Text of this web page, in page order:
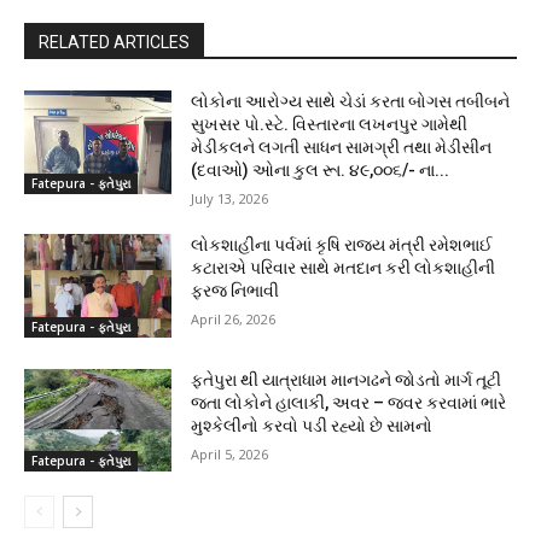
RELATED ARTICLES
Fatepura - ફતેપુરા
લોકોના આરોગ્ય સાથે ચેડાં કરતા બોગસ તબીબને
સુખસર પો.સ્ટે. વિસ્તારના લખનપુર ગામેથી
મેડીકલને લગતી સાધન સામગ્રી તથા મેડીસીન
(દવાઓ) ઓના કુલ રૂા. ૪૯,૦૦૬/- ના...
July 13, 2026
Fatepura - ફતેપુરા
લોકશાહીના પર્વમાં કૃષિ રાજ્ય મંત્રી રમેશભાઈ
કટારાએ પરિવાર સાથે મતદાન કરી લોકશાહીની
ફરજ નિભાવી
April 26, 2026
Fatepura - ફતેપુરા
ફતેપુરા થી યાત્રાધામ માનગઢને જોડતો માર્ગ તૂટી
જતા લોકોને હાલાકી, અવર – જવર કરવામાં ભારે
મુશ્કેલીનો કરવો પડી રહ્યો છે સામનો
April 5, 2026